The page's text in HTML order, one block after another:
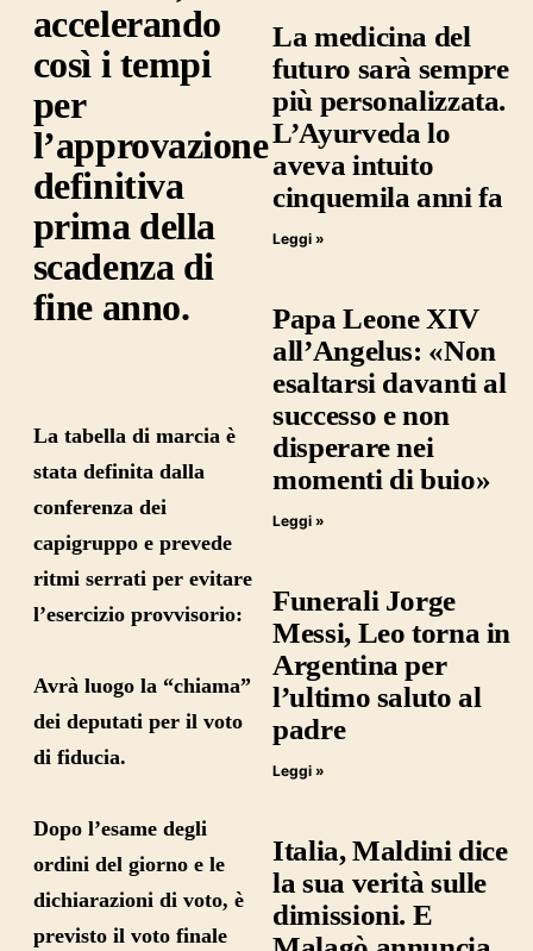
accelerando
così i tempi
per
l’approvazione
definitiva
prima della
scadenza di
fine anno.
La tabella di marcia è
stata definita dalla
conferenza dei
capigruppo e prevede
ritmi serrati per evitare
l’esercizio provvisorio:
Avrà luogo la “chiama”
dei deputati per il voto
di fiducia.
Dopo l’esame degli
ordini del giorno e le
dichiarazioni di voto, è
previsto il voto finale
La medicina del
futuro sarà sempre
più personalizzata.
L’Ayurveda lo
aveva intuito
cinquemila anni fa
Leggi »
Papa Leone XIV
all’Angelus: «Non
esaltarsi davanti al
successo e non
disperare nei
momenti di buio»
Leggi »
Funerali Jorge
Messi, Leo torna in
Argentina per
l’ultimo saluto al
padre
Leggi »
Italia, Maldini dice
la sua verità sulle
dimissioni. E